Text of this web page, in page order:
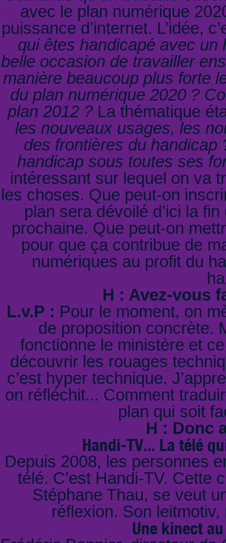
avec le plan numérique
puissance d’internet. L’idée,
qui êtes handicapé avec un
belle occasion de travailler
manière beaucoup plus forte
du plan numérique 2020 ?
plan 2012 ? La thématique
les nouveaux usages, les
des frontières du handicap
handicap sous toutes ses
intéressant sur lequel on va
les choses. Que peut-on
plan sera dévoilé d’ici la
prochaine. Que peut-on
pour que ça contribue de
numériques au profit du
H : Avez-vous
L.v.P : Pour le moment, on
de proposition concrète.
fonctionne le ministère et
découvrir les rouages
c’est hyper technique.
on réfléchit... Comment
plan qui soit
H : Donc
Handi-TV... La télé
Depuis 2008, les personnes
télé. C’est Handi-TV. Cette
Stéphane Thau, se veut
réflexion. Son
Une kinect